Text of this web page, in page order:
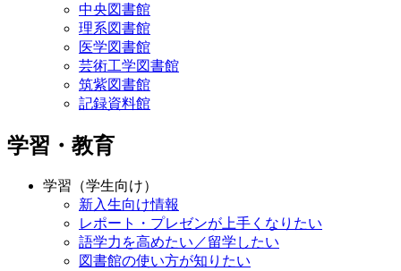
中央図書館
理系図書館
医学図書館
芸術工学図書館
筑紫図書館
記録資料館
学習・教育
学習（学生向け）
新入生向け情報
レポート・プレゼンが上手くなりたい
語学力を高めたい／留学したい
図書館の使い方が知りたい